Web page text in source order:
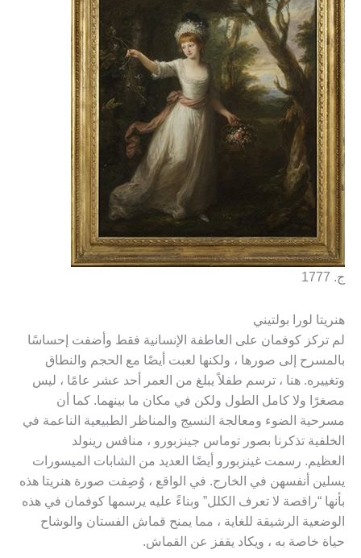
ج. 1777
هنريتا لورا بولتيني
لم تركز كوفمان على العاطفة الإنسانية فقط وأضفت إحساسًا
بالمسرح إلى صورها ، ولكنها لعبت أيضًا مع الحجم والنطاق
وتغييره. هنا ، ترسم طفلاً يبلغ من العمر أحد عشر عامًا ، ليس
مصغرًا ولا كامل الطول ولكن في مكان ما بينهما. كما أن
مسرحية الضوء ومعالجة النسيج والمناظر الطبيعية الناعمة في
الخلفية تذكرنا بصور توماس جينزبورو ، منافس رينولد
العظيم. رسمت غينزبورو أيضًا العديد من الشابات الميسورات
يسلين أنفسهن في الخارج. في الواقع ، وُصِفت صورة هنريتا هذه
بأنها “راقصة لا تعرف الكلل” وبناءً عليه يرسمها كوفمان في هذه
الوضعية الرشيقة للغاية ، مما يمنح قماش الفستان والوشاح
حياة خاصة به ، ويكاد يقفز عن القماش.